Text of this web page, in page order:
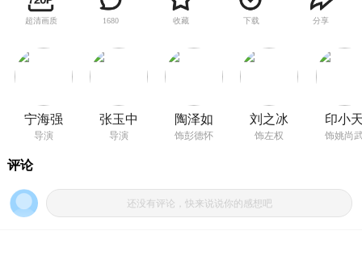
兵，叫嚣将实施“海狮行动”，进攻英国。一直支
持中国的苏联，为避免两面受敌，只能和日本签
国民党军队节节败退，为了抵抗日军的进攻，残
酷的枣宜会战中，中将张自忠（邓超 饰）以身殉
中国陕北延安，在日军轰炸机频繁的轰炸下，毛
泽东（唐国强 饰）、朱德（王伍福 饰）等中共领
导人为中国的前途命运忧心忡忡。他们决定在这
西斯战场注入希望，要向侵犯中国的日军打下当
头一棒。
超清画质 1680 收藏 下载 分享
宁海强
导演
张玉中
导演
陶泽如
饰彭德怀
刘之冰
饰左权
印小
饰姚尚